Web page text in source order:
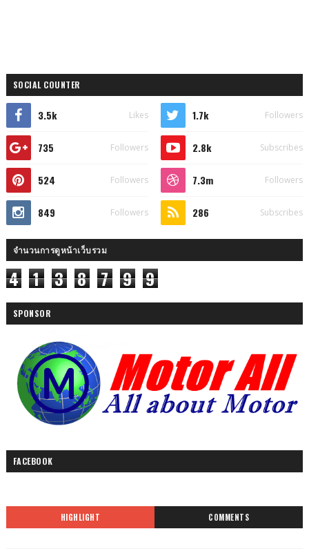
SOCIAL COUNTER
3.5k Likes 1.7k Followers
735 Followers 2.8k Subscribes
524 Followers 7.3m Followers
849 Followers 286 Subscribes
จำนวนการดูหน้าเว็บรวม
4 1 3 8 7 9 9
SPONSOR
FACEBOOK
HIGHLIGHT COMMENTS